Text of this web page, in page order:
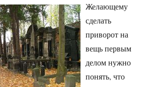
Желающему
сделать
приворот на
вещь первым
делом нужно
понять, что